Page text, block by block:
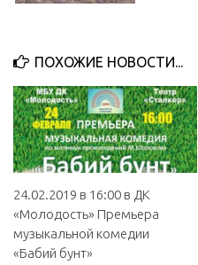
ПОХОЖИЕ НОВОСТИ...
24.02.2019 в 16:00 в ДК
«Молодость» Премьера
музыкальной комедии
«Бабий бунт»